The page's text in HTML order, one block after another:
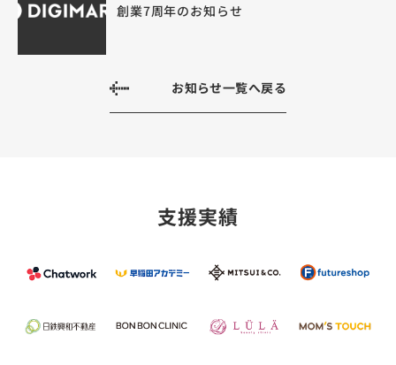
創業7周年のお知らせ
お知らせ一覧へ戻る
支援実績